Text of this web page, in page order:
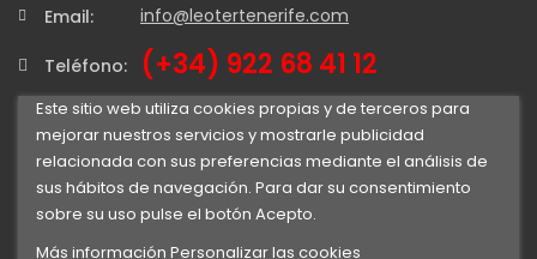
Email: info@leotertenerife.com
Teléfono: (+34) 922 68 41 12
Este sitio web utiliza cookies propias y de terceros para
mejorar nuestros servicios y mostrarle publicidad
relacionada con sus preferencias mediante el análisis de
sus hábitos de navegación. Para dar su consentimiento
sobre su uso pulse el botón Acepto.
Más información Personalizar las cookies